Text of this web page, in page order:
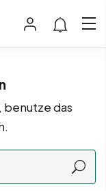
benutze das